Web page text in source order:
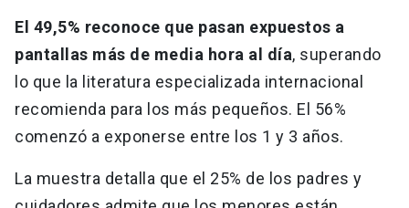
El 49,5% reconoce que pasan expuestos a
pantallas más de media hora al día, superando
lo que la literatura especializada internacional
recomienda para los más pequeños. El 56%
comenzó a exponerse entre los 1 y 3 años.
La muestra detalla que el 25% de los padres y